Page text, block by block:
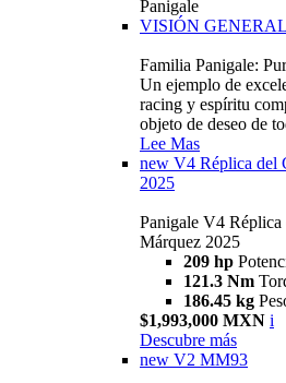
Panigale
VISIÓN GENERAL
Familia Panigale:
Un ejemplo de
racing y espíritu
objeto de deseo de
Lee Mas
new V4 Réplica del
2025
Panigale V4
Márquez 2025
209 hp
121.3 Nm
186.45 kg
$1,993,000 MXN i
Descubre más
new V2 MM93